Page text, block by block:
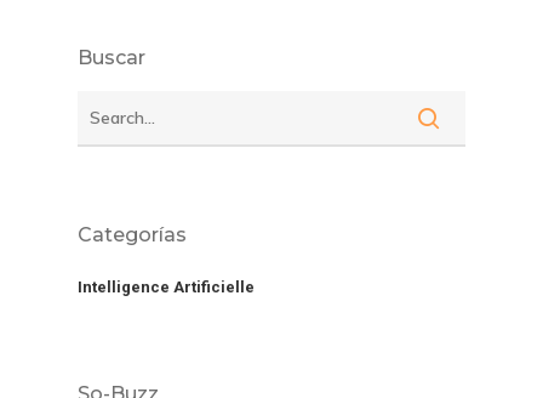
Buscar
Categorías
Intelligence Artificielle